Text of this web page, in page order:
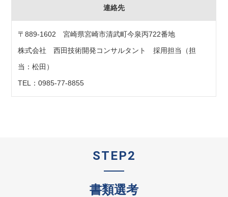
連絡先
〒889-1602 宮崎県宮崎市清武町今泉丙722番地
株式会社 西田技術開発コンサルタント 採用担当（担
当：松田）
TEL：0985-77-8855
STEP2
書類選考